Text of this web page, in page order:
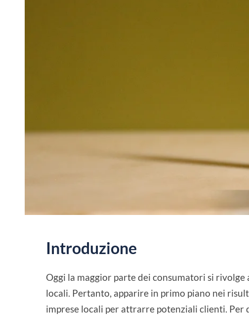
Introduzione
Oggi la maggior parte dei consumatori si
locali. Pertanto, apparire in primo piano nei
imprese locali per attrarre potenziali clienti. Per